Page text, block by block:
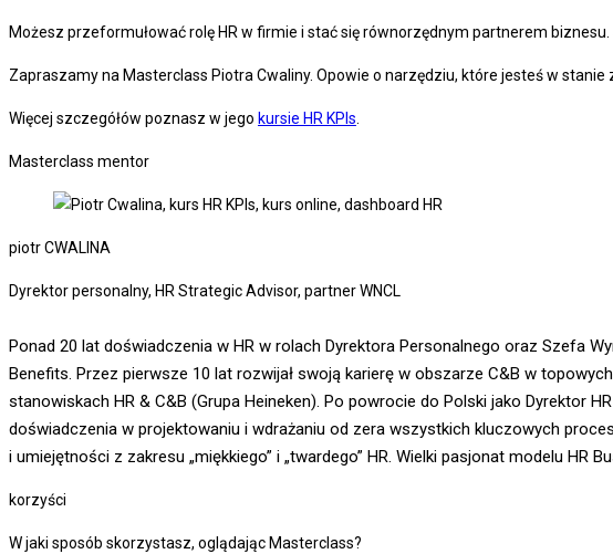
Możesz przeformułować rolę HR w firmie i stać się równorzędnym partnerem biznesu.
Zapraszamy na Masterclass Piotra Cwaliny. Opowie o narzędziu, które jesteś w
Więcej szczegółów poznasz w jego kursie HR KPIs
Masterclass mentor
piotr CWALINA
Dyrektor personalny, HR Strategic Advisor, partner WNCL
Ponad 20 lat doświadczenia w HR w rolach Dyrektora Personalnego oraz Szefa
Benefits. Przez pierwsze 10 lat rozwijał swoją karierę w obszarze C&B w
stanowiskach HR & C&B (Grupa Heineken). Po powrocie do Polski jako Dyrektor
doświadczenia w projektowaniu i wdrażaniu od zera wszystkich kluczowych
i umiejętności z zakresu „miękkiego” i „twardego” HR. Wielki pasjonat modelu HR
korzyści
W jaki sposób skorzystasz, oglądając Masterclass?